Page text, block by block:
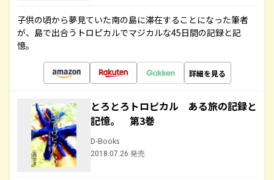
子供の頃から夢見ていた南の島に滞在することになった筆者
が、島で出合うトロピカルでマジカルな45日間の記録と記
憶。
詳細を見る
とろとろトロピカル ある旅の記録と
記憶。 第3巻
D-Books
2018.07.26 発売